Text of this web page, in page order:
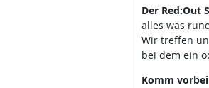
Der Red:Out
alles was
Wir treffen
bei dem ein
Komm